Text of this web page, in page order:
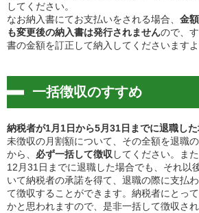
してください。
なお納入書にてお支払いをされる場合、 金
も変更後の納入書は発行されませんので、
書の金額を訂正して納入してくださいますよ
一括徴収のすすめ
納税者が1月1日から5月31日までに退職し
未徴収の月割額について、その全額を退職
から、 必ず一括して徴収 してください。ま
12月31日までに退職した場合でも、それ以
いて納税者の承諾を得て、退職の際に支払
て徴収することができます。納税者にとっ
かと思われますので、是非一括して徴収さ